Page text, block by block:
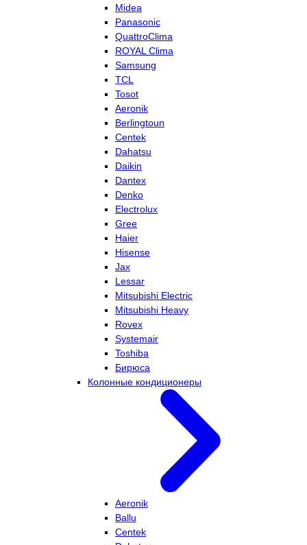
Midea
Panasonic
QuattroClima
ROYAL Clima
Samsung
TCL
Tosot
Aeronik
Berlingtoun
Centek
Dahatsu
Daikin
Dantex
Denko
Electrolux
Gree
Haier
Hisense
Jax
Lessar
Mitsubishi Electric
Mitsubishi Heavy
Rovex
Systemair
Toshiba
Бирюса
Колонные кондиционеры
Aeronik
Ballu
Centek